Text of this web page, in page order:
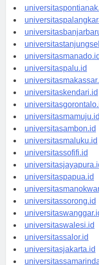
universitaskupang.id
universitasmanado.id
universitaspalu.id
universitaskendari.id
universitasmamuju.id
universitasambon.id
universitasmaluku.id
universitassofifi.id
universitasjayapura.id
universitaspapua.id
universitassorong.id
universitaswanggar.id
universitaswalesi.id
universitassalor.id
universitasjakarta.id